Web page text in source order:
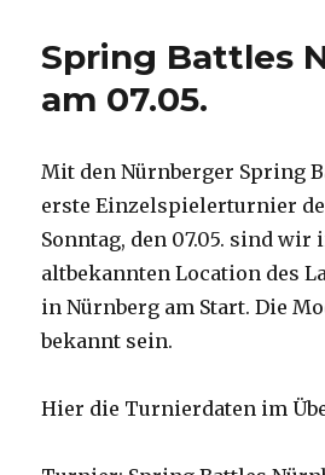
Spring Battles
am 07.05.
Mit den Nürnberger Spring
erste Einzelspielerturnier
Sonntag, den 07.05. sind wir
altbekannten Location des
in Nürnberg am Start. Die
bekannt sein.
Hier die Turnierdaten im